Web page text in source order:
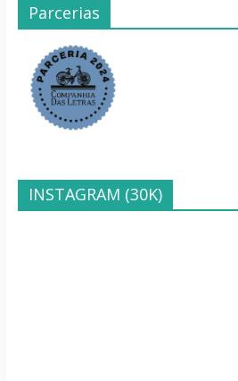
Parcerias
INSTAGRAM (30K)